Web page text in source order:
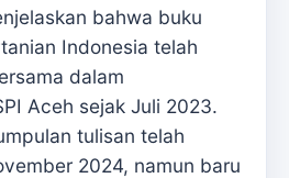
bahwa buku
Indonesia telah
dalam
Aceh sejak Juli 2023.
tulisan telah
2024, namun baru